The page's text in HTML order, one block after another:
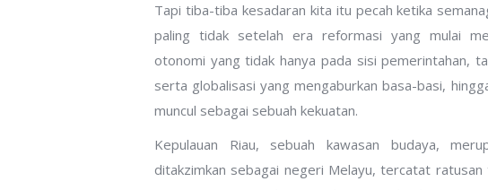
Tapi tiba-tiba kesadaran kita itu pecah ketika
paling tidak setelah era reformasi yang mulai
otonomi yang tidak hanya pada sisi pemerintahan,
serta globalisasi yang mengaburkan basa-basi,
muncul sebagai sebuah kekuatan.
Kepulauan Riau, sebuah kawasan budaya,
ditakzimkan sebagai negeri Melayu, tercatat ratusan